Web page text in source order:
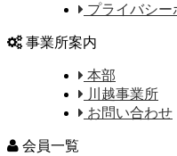
プライバシー
事業所案内
本部
川越事業所
お問い合わせ
会員一覧